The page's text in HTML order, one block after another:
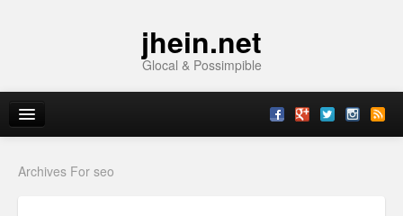
jhein.net
Glocal & Possimpible
Home
Archives For seo